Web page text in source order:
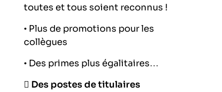
toutes et tous soient reconnus !
• Plus de promotions pour les
collègues
• Des primes plus égalitaires…
 Des postes de titulaires